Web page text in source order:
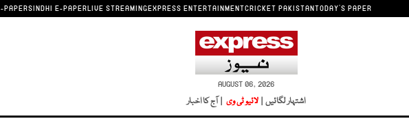
PAPERSINDHI E-PAPERLIVE STREAMINGEXPRESS ENTERTAINMENTCRICKET PAKISTANTODAY'S PAPER
AUGUST 06, 2026
اشتہار لگائیں | لائیو ٹی وی | آج کا اخبار